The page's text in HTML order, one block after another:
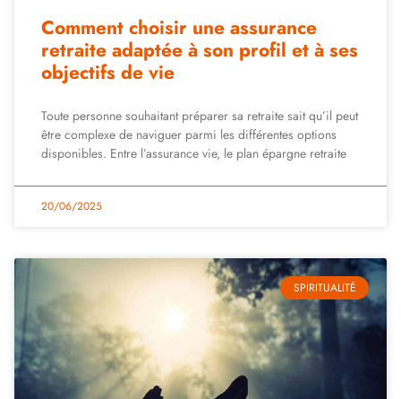
Comment choisir une assurance
retraite adaptée à son profil et à ses
objectifs de vie
Toute personne souhaitant préparer sa retraite sait qu’il peut
être complexe de naviguer parmi les différentes options
disponibles. Entre l’assurance vie, le plan épargne retraite
20/06/2025
SPIRITUALITÉ